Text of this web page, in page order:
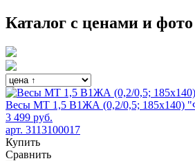
Каталог с ценами и фото
Весы МТ 1,5 В1ЖА (0,2/0,5; 185х140)
3 499 руб.
арт. 3113100017
Купить
Сравнить